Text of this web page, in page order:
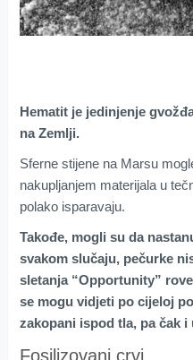
Hematit je jedinjenje
na Zemlji.
Sferne stijene na Marsu
nakupljanjem materijala u
polako isparavaju.
Takođe, mogli su da
svakom slučaju, pečurke
sletanja “Opportunity”
se mogu vidjeti po cijeloj
zakopani ispod tla, pa čak i
Fosilizovani crvi